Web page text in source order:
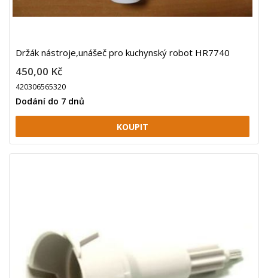
Držák nástroje,unášeč pro kuchynský robot HR7740
450,00 Kč
420306565320
Dodání do 7 dnů